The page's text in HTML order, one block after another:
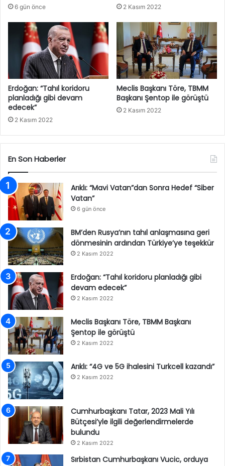
6 gün önce 2 Kasım 2022
Erdoğan: “Tahıl koridoru
planladığı gibi devam
edecek”
2 Kasım 2022
Meclis Başkanı Töre, TBMM
Başkanı Şentop ile görüştü
2 Kasım 2022
En Son Haberler
Arıklı: “Mavi Vatan”dan Sonra Hedef “Siber
Vatan”
6 gün önce
BM’den Rusya’nın tahıl anlaşmasına geri
dönmesinin ardından Türkiye’ye teşekkür
2 Kasım 2022
Erdoğan: “Tahıl koridoru planladığı gibi
devam edecek”
2 Kasım 2022
Meclis Başkanı Töre, TBMM Başkanı
Şentop ile görüştü
2 Kasım 2022
Arıklı: “4G ve 5G ihalesini Turkcell kazandı”
2 Kasım 2022
Cumhurbaşkanı Tatar, 2023 Mali Yılı
Bütçesi’yle ilgili değerlendirmelerde
bulundu
2 Kasım 2022
Sırbistan Cumhurbaşkanı Vucic, orduya